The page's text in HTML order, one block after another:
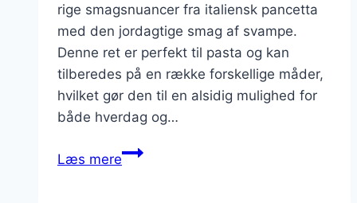
rige smagsnuancer fra italiensk pancetta
med den jordagtige smag af svampe.
Denne ret er perfekt til pasta og kan
tilberedes på en række forskellige måder,
hvilket gør den til en alsidig mulighed for
både hverdag og…
Læs merePancetta